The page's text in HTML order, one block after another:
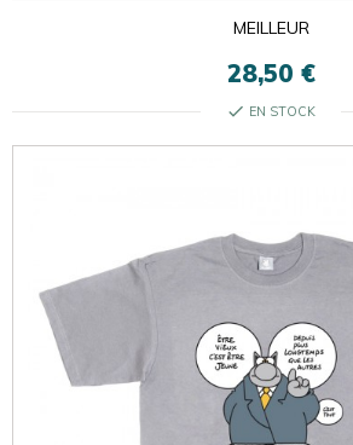
MEILLEUR
28,50 €
check EN STOCK